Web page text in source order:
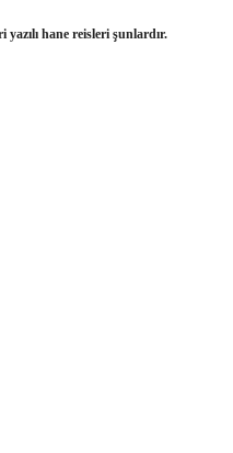
yazılı hane reisleri şunlardır.